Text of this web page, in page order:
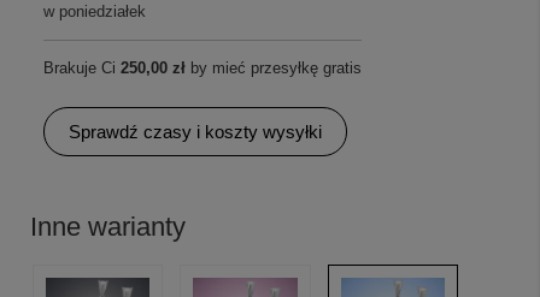
w poniedziałek
Brakuje Ci 250,00 zł by mieć przesyłkę gratis
Sprawdź czasy i koszty wysyłki
Inne warianty